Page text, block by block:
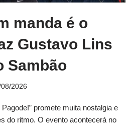
manda é o
Gustavo Lins
Sambão
2026
promete muita nostalgia e
do ritmo. O evento acontecerá no